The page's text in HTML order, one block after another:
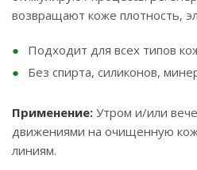
возвращают коже плотность,
Подходит для всех типов
Без спирта, силиконов,
Применение: Утром и/или
движениями на очищенную
линиям.